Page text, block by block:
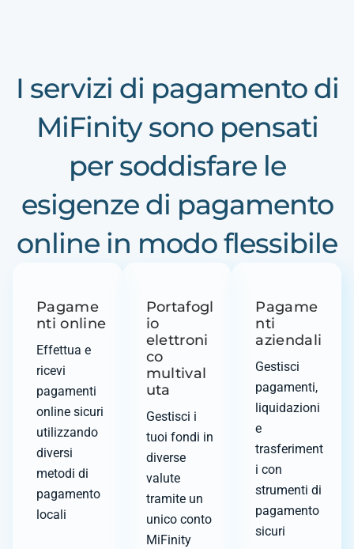
I servizi di pagamento di
MiFinity sono pensati
per soddisfare le
esigenze di pagamento
online in modo flessibile
Pagame
nti online
Effettua e
ricevi
pagamenti
online sicuri
utilizzando
diversi
metodi di
pagamento
locali
Portafogl
io
elettroni
co
multival
uta
Gestisci i
tuoi fondi in
diverse
valute
tramite un
unico conto
MiFinity
Pagame
nti
aziendali
Gestisci
pagamenti,
liquidazioni
e
trasferiment
i con
strumenti di
pagamento
sicuri